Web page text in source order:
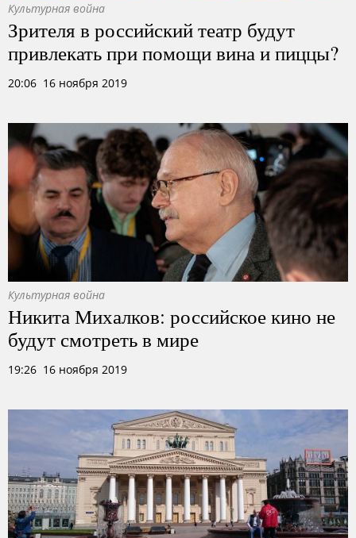
Культурная война
Зрителя в российский театр будут
привлекать при помощи вина и пиццы?
20:06 16 ноября 2019
Культурная война
Никита Михалков: российское кино не
будут смотреть в мире
19:26 16 ноября 2019